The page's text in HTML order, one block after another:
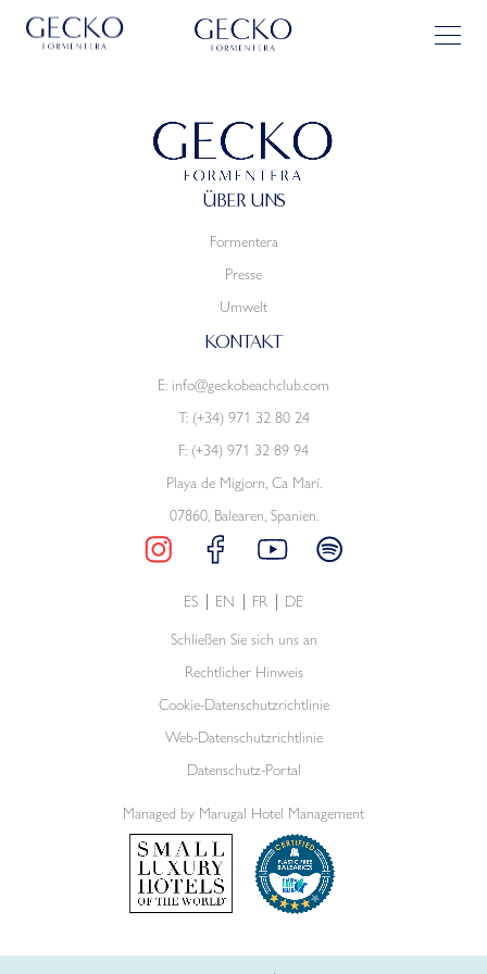
ÜBER UNS
Formentera
Presse
Umwelt
KONTAKT
E: info@geckobeachclub.com
T: (+34) 971 32 80 24
F: (+34) 971 32 89 94
Playa de Migjorn, Ca Marí.
07860, Balearen, Spanien.
ES EN FR
DE
Schließen Sie sich uns an
Rechtlicher Hinweis
Cookie-Datenschutzrichtlinie
Web-Datenschutzrichtlinie
Datenschutz-Portal
Managed by Marugal Hotel Management